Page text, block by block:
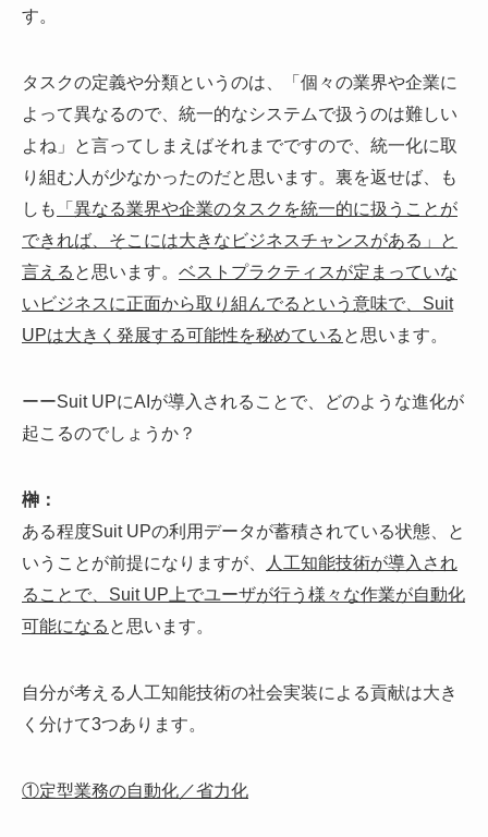
す。
タスクの定義や分類というのは、「個々の業界や企業に
よって異なるので、統一的なシステムで扱うのは難しい
よね」と言ってしまえばそれまでですので、統一化に取
り組む人が少なかったのだと思います。裏を返せば、も
しも
「異なる業界や企業のタスクを統一的に扱うことが
できれば、そこには大きなビジネスチャンスがある」と
言える と思います。 ベストプラクティスが定まっていな
いビジネスに正面から取り組んでるという意味で、Suit
UPは大きく発展する可能性を秘めている と思います。
ーーSuit UPにAIが導入されることで、どのような進化が
起こるのでしょうか？
榊：
ある程度Suit UPの利用データが蓄積されている状態、と
いうことが前提になりますが、
人工知能技術が導入され
ることで、Suit UP上でユーザが行う様々な作業が自動化
可能になる と思います。
自分が考える人工知能技術の社会実装による貢献は大き
く分けて3つあります。
①定型業務の自動化／省力化